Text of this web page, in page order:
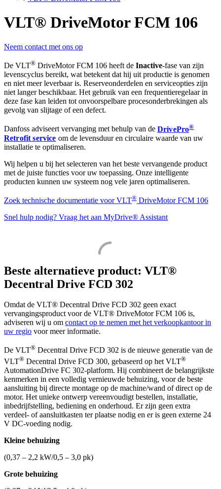
VLT® DriveMotor FCM 106
Neem contact met ons op
De VLT® DriveMotor FCM 106 heeft de Inactive-fase van zijn
levenscyclus bereikt, wat betekent dat hij uit productie is genomen
en niet meer leverbaar is. Reserveonderdelen en serviceopties zijn
niet langer beschikbaar. Het gebruik van een frequentieregelaar in
deze fase kan leiden tot onvoorspelbare procesonderbrekingen als
gevolg van slijtage of een defect.
Danfoss adviseert vervanging met behulp van de DrivePro®
Retrofit service om de levensduur en circulaire waarde van uw
installatie te optimaliseren.
Wij helpen u bij het selecteren van het beste vervangende product
met de juiste functies voor uw toepassing. Onze intelligente
producten kunnen uw systeem nog vele jaren optimaliseren.
Zoek technische documentatie voor VLT® DriveMotor FCM 106
Snel hulp nodig? Vraag het aan MyDrive® Assistant
Beste alternatieve product: VLT®
Decentral Drive FCD 302
Omdat de VLT® Decentral Drive FCD 302 geen exact
vervangingsproduct voor de VLT® DriveMotor FCM 106 is,
adviseren wij u om contact op te nemen met het verkoopkantoor in
uw regio voor meer informatie.
De VLT® Decentral Drive FCD 302 is de nieuwe generatie van de
VLT® Decentral Drive FCD 300, gebaseerd op het VLT®
AutomationDrive FC 302-platform. Hij combineert de belangrijkste
kenmerken in een volledig vernieuwde behuizing, voor de beste
aansluiting bij directe montage op de machine/wand of direct op de
motor. Het unieke ontwerp vereenvoudigt bestellen, installatie,
inbedrijfstelling, bediening en onderhoud. Er zijn geen extra
verdeel- of aansluitkasten ter plaatse nodig en er is geen externe 24
V DC-voeding nodig.
Kleine behuizing
(0,37 – 2,2 kW/0,5 – 3,0 pk)
Grote behuizing